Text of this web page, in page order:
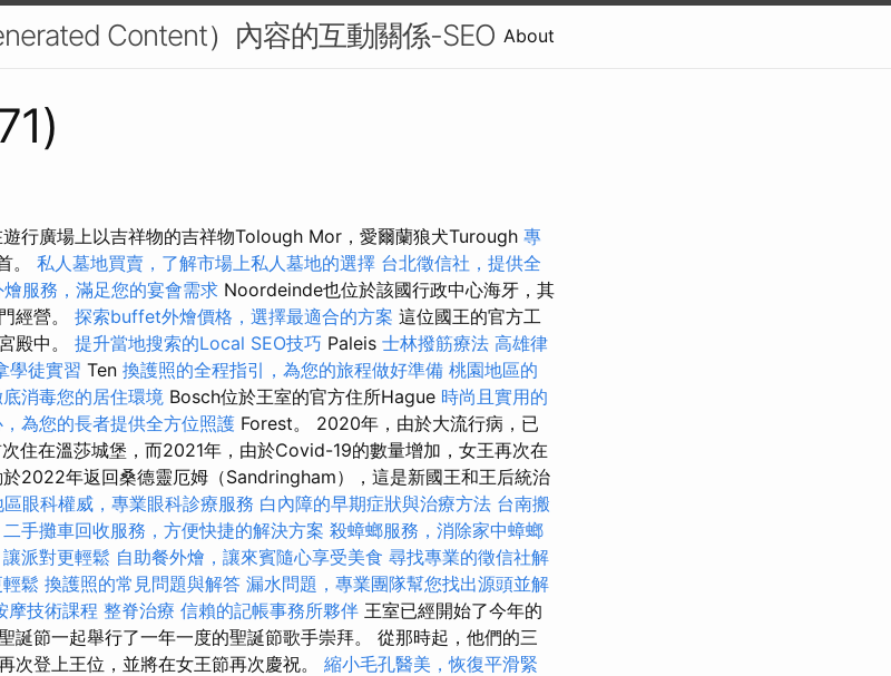
Content）內容的互動關係-SEO About
行廣場上以吉祥物的吉祥物Tolough Mor，愛爾蘭狼犬Turough 專
。 私人墓地買賣，了解市場上私人墓地的選擇 台北徵信社，提供全
服務，滿足您的宴會需求 Noordeinde也位於該國行政中心海牙，其
經營。 探索buffet外燴價格，選擇最適合的方案 這位國王的官方工
殿中。 提升當地搜索的Local SEO技巧 Paleis 士林撥筋療法 高雄律
學徒實習 Ten 換護照的全程指引，為您的旅程做好準備 桃園地區的
消毒您的居住環境 Bosch位於王室的官方住所Hague 時尚且實用的
為您的長者提供全方位照護 Forest。 2020年，由於大流行病，已
住在溫莎城堡，而2021年，由於Covid-19的數量增加，女王再次在
2022年返回桑德靈厄姆（Sandringham），這是新國王和王后統治
眼科權威，專業眼科診療服務 白內障的早期症狀與治療方法 台南搬
二手攤車回收服務，方便快捷的解決方案 殺蟑螂服務，消除家中蟑螂
派對更輕鬆 自助餐外燴，讓來賓隨心享受美食 尋找專業的徵信社解
鬆 換護照的常見問題與解答 漏水問題，專業團隊幫您找出源頭並解
摩技術課程 整脊治療 信賴的記帳事務所夥伴 王室已經開始了今年的
誕節一起舉行了一年一度的聖誕節歌手崇拜。 從那時起，他們的三
次登上王位，並將在女王節再次慶祝。 縮小毛孔醫美，恢復平滑緊